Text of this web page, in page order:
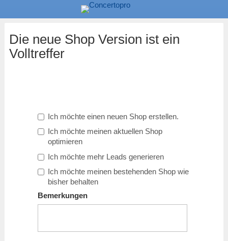
Die neue Shop Version ist ein
Volltreffer
Ich möchte einen neuen Shop erstellen.
Ich möchte meinen aktuellen Shop
optimieren
Ich möchte mehr Leads generieren
Ich möchte meinen bestehenden Shop wie
bisher behalten
Bemerkungen